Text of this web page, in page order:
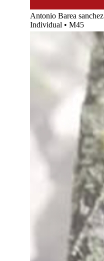
Antonio Barea sanchez
Individual • M45